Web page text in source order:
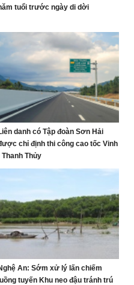
tuổi trước ngày di dời
danh có Tập đoàn Sơn Hải
chỉ định thi công cao tốc Vinh
Thanh Thủy
An: Sớm xử lý lấn chiếm
luồng tuyến Khu neo đậu tránh trú